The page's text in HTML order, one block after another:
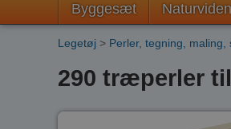
Byggesæt
Legetøj > Perler, tegning,
290 træperler